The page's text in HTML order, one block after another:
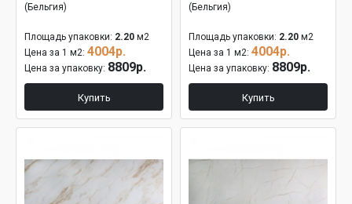
(Бельгия)
Площадь упаковки: 2.20 м2
Цена за 1 м2: 4004р.
Цена за упаковку: 8809р.
Купить
(Бельгия)
Площадь упаковки: 2.20 м2
Цена за 1 м2: 4004р.
Цена за упаковку: 8809р.
Купить